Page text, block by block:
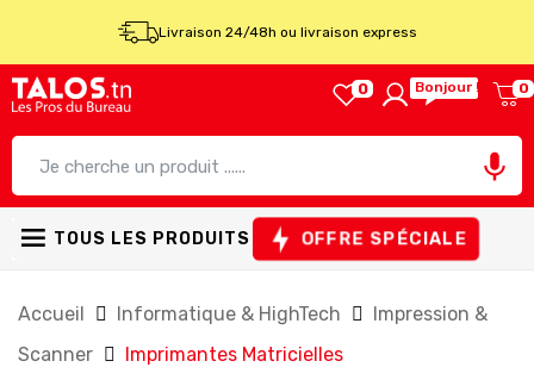
Livraison 24/48h ou livraison express
0 Bonjour ! 0

TOUS LES PRODUITS OFFRE SPÉCIALE
Accueil Informatique & HighTech
Impression &
Scanner
Imprimantes Matricielles